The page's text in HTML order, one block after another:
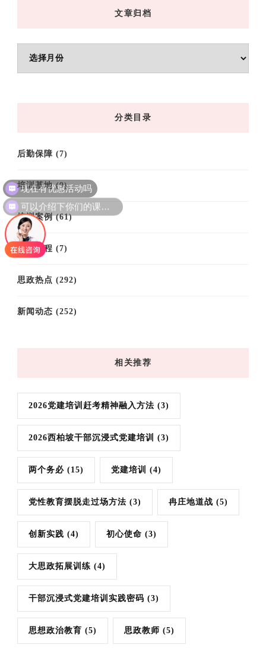
文章归档
分类目录
后勤保障 (7)
培训基地(9)
培训案例(61)
培训课程 (7)
思政热点 (292)
新闻动态 (252)
相关推荐
2026党建培训赶考精神融入方法 (3)
2026西柏坡干部沉浸式党建培训 (3)
两个务必 (15) 党建培训 (4)
党性教育摆脱走过场方法 (3) 冉庄地道战 (5)
创新实践 (4) 初心使命 (3)
大思政拓展训练 (4)
干部沉浸式党建培训实践密码 (3)
思想政治教育 (5) 思政教师 (5)
可以介绍下你们的课程吗？
现在有优惠活动吗